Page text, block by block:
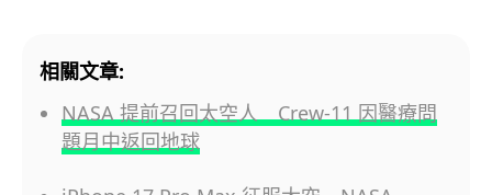
相關文章:
NASA 提前召回太空人 Crew-11 因醫療問
題月中返回地球